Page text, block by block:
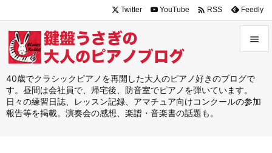
40歳でクラシックピアノを再開した大人のピアノ好きのブログで
す。昼間は会社員で、帰宅後、防音室でピアノを弾いています。
日々の練習日誌、レッスン記録、アマチュア向けコンクールの参加
報告等を掲載。演奏会の感想、楽譜・音楽書の話題も。

メニュ

サイド
Twitter YouTube  RSS Feedly